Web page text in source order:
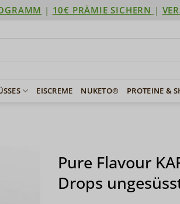
| 10€ PRÄMIE SICHERN |
EISCREME NUKETO® PROTEINE &
Pure Flavour
Drops